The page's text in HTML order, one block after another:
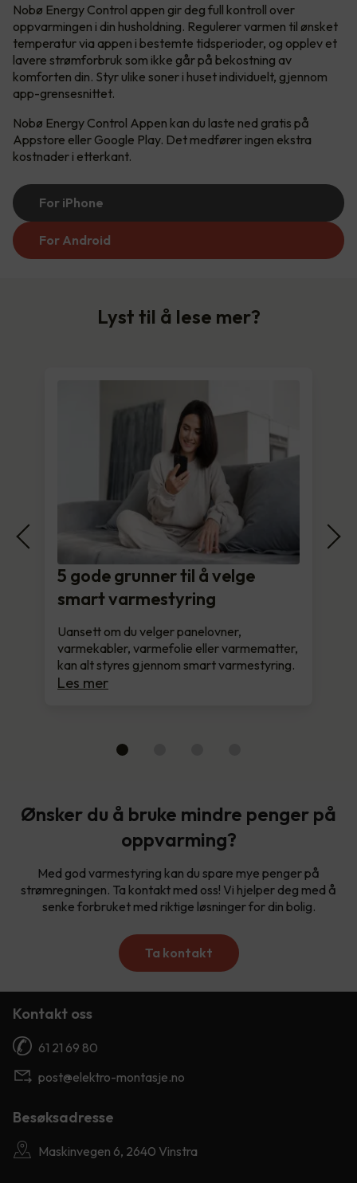
Nobø Energy Control appen gir deg full kontroll over
oppvarmingen i din husholdning. Regulerer varmen til ønsket
temperatur via appen i bestemte tidsperioder, og opplev et
lavere strømforbruk som ikke går på bekostning av
komforten din. Styr ulike soner i huset individuelt, gjennom
app-grensesnittet.
Nobø Energy Control Appen kan du laste ned gratis på
Appstore eller Google Play. Det medfører ingen ekstra
kostnader i etterkant.
For iPhone
For Android
Lyst til å lese mer?
5 gode grunner til å velge
smart varmestyring
Uansett om du velger panelovner,
varmekabler, varmefolie eller varmematter,
kan alt styres gjennom smart varmestyring.
Les mer
Ønsker du å bruke mindre penger på
oppvarming?
Med god varmestyring kan du spare mye penger på
strømregningen. Ta kontakt med oss! Vi hjelper deg med å
senke forbruket med riktige løsninger for din bolig.
Ta kontakt
Kontakt oss
61 21 69 80
post@elektro-montasje.no
Besøksadresse
Maskinvegen 6, 2640 Vinstra